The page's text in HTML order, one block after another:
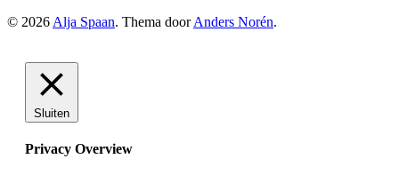
© 2026 Alja Spaan. Thema doorAnders Norén.
Sluiten
Privacy Overview